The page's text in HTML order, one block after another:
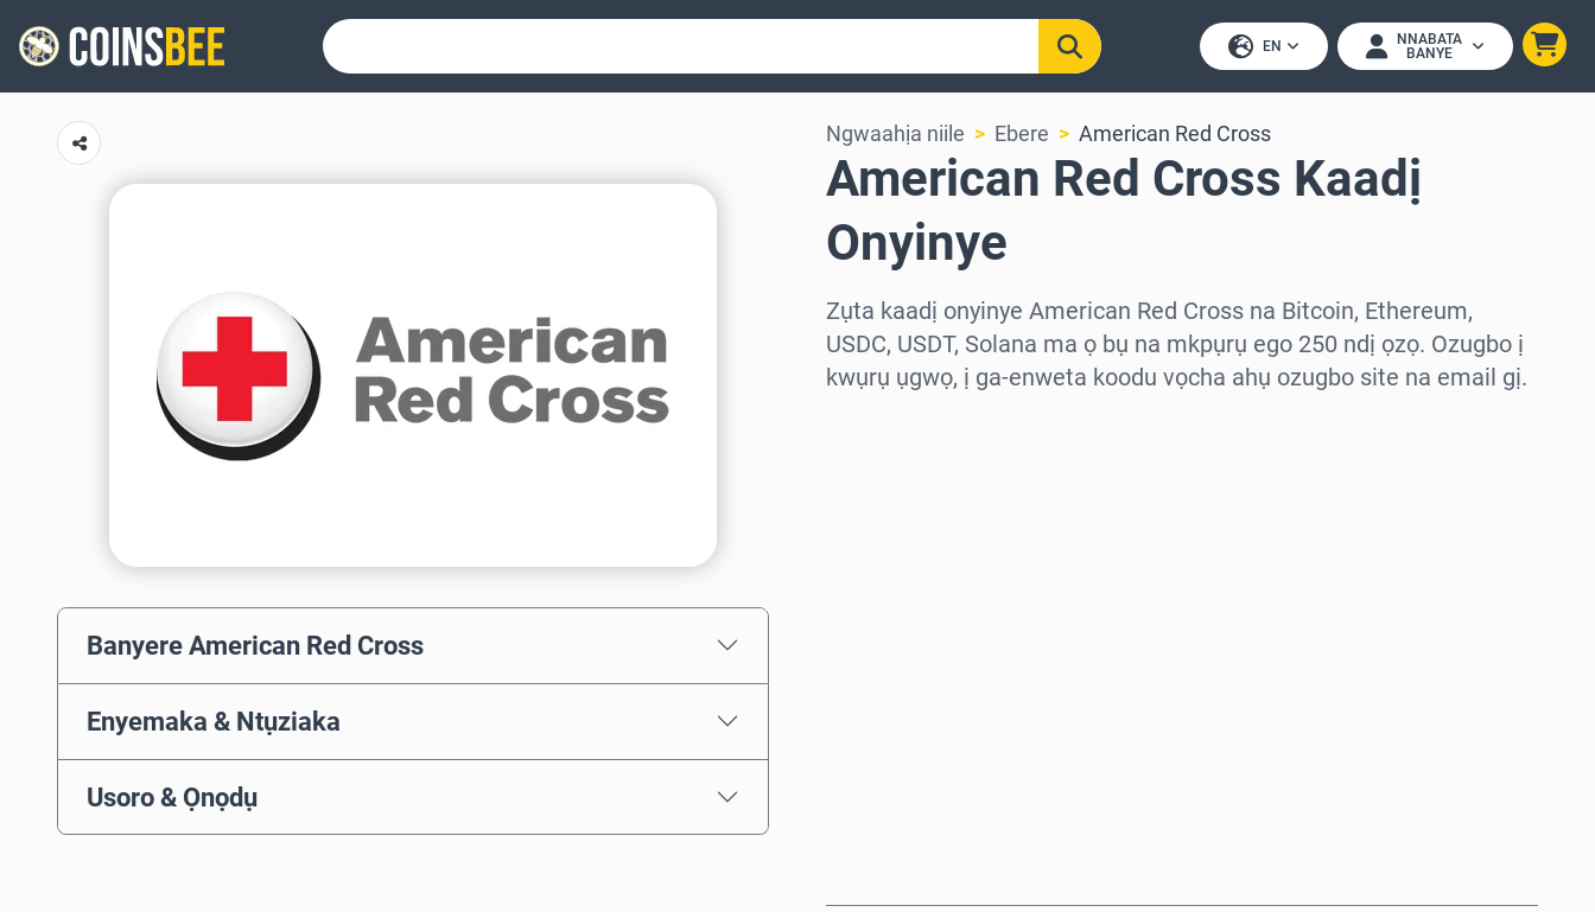
EN
NNABATA
BANYE
Banyere American Red Cross
Enyemaka & Ntụziaka
Usoro & Ọnọdụ
Ngwaahịa niile Ebere American Red Cross
American Red Cross Kaadị
Onyinye
Zụta kaadị onyinye American Red Cross na Bitcoin, Ethereum,
USDC, USDT, Solana ma ọ bụ na mkpụrụ ego 250 ndị ọzọ. Ozugbo ị
kwụrụ ụgwọ, ị ga-enweta koodu vọcha ahụ ozugbo site na email gị.